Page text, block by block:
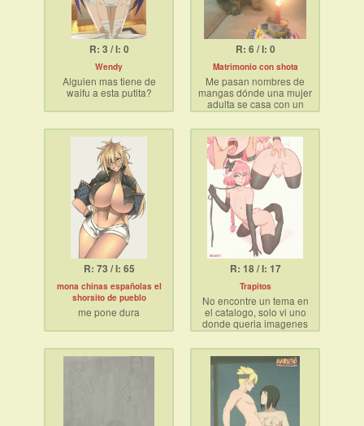
R: 3 / I: 0
Wendy
Alguien mas tiene de
waifu a esta putita?
a mi me prende mucho
R: 6 / I: 0
Matrimonio con shota
Me pasan nombres de
mangas dónde una mujer
adulta se casa con un
shota?
Es para una tarea :v
R: 73 / I: 65
mona chinas españolas el
shorsito de pueblo
me pone dura
R: 18 / I: 17
Trapitos
No encontre un tema en
el catalogo, solo vi uno
donde queria imagenes
de trapitos siendo
penetrados, este hilo es
sobre trapos en general
Ire subiendo